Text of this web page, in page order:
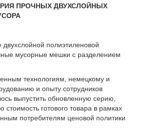
ПРОЧНЫХ ДВУХСЛОЙНЫХ
двухслойной полиэтиленовой
мусорные мешки с разделением
технологиям, немецкому и
и опыту сотрудников
выпустить обновленную серию,
стоимость готового товара в рамках
потребителям ценовой политики